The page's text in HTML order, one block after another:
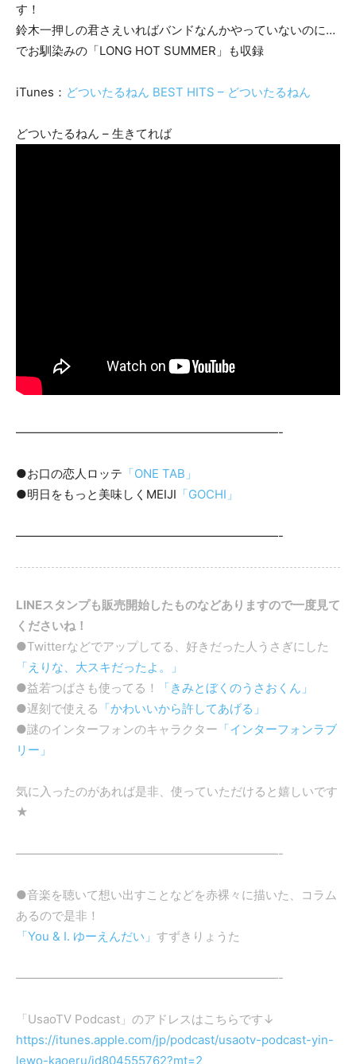
す！
鈴木一押しの君さえいればバンドなんかやっていないのに…
でお馴染みの「LONG HOT SUMMER」も収録
iTunes： どついたるねん BEST HITS – どついたるねん
どついたるねん – 生きてれば
——————————————————————-
●お口の恋人ロッテ 「ONE TAB」
●明日をもっと美味しくMEIJI 「GOCHI」
——————————————————————-
LINEスタンプも販売開始したものなどありますので一度見て
くださいね！
●Twitterなどでアップしてる、好きだった人うさぎにした
「えりな、大スキだったよ。」
●益若つばさも使ってる！
「きみとぼくのうさおくん」
●遅刻で使える 「かわいいから許してあげる」
●謎のインターフォンのキャラクター 「インターフォンラブ
リー」
気に入ったのがあれば是非、使っていただけると嬉しいです
★
——————————————————————-
●音楽を聴いて想い出すことなどを赤裸々に描いた、コラム
あるので是非！
「You & I. ゆーえんだい」 すずきりょうた
——————————————————————-
「UsaoTV Podcast」のアドレスはこちらです↓
https://itunes.apple.com/jp/podcast/usaotv-podcast-yin-
lewo-kaoeru/id804555762?mt=2